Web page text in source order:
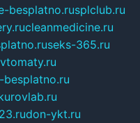
besplatno.rusplclub.ru
cleanmedicine.ru
seks-365.ru
don-ykt.ru